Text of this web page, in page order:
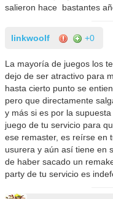
salieron hace bastantes
linkwoolf +0
La mayoría de juegos los
dejo de ser atractivo para
hasta cierto punto se
pero que directamente
y más si es por la
juego de tu servicio para
ese remaster, es reírse en
usurera y aún así tiene en
de haber sacado un
party de tu servicio es